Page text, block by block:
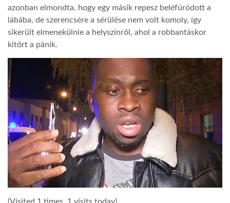
azonban elmondta, hogy egy másik repesz beléfúródott a
lábába, de szerencsére a sérülése nem volt komoly, így
sikerült elmenekülnie a helyszínről, ahol a robbantáskor
kitőrt a pánik.